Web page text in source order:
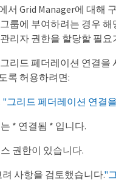
서 Grid Manager에 대해
룹에 부여하려는 경우 해
리자 권한을 할당할 필요
리드 페더레이션 연결
록 허용하려면:
"그리드 페더레이션 연결
* 연결됨 * 입니다.
권한이 있습니다.
사항을 검토했습니다."